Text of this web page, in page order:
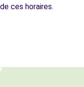
ces horaires.